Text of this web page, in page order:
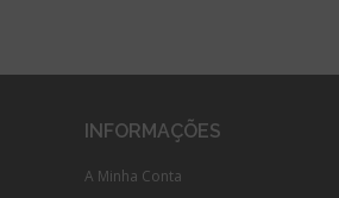
INFORMAÇÕES
A Minha Conta